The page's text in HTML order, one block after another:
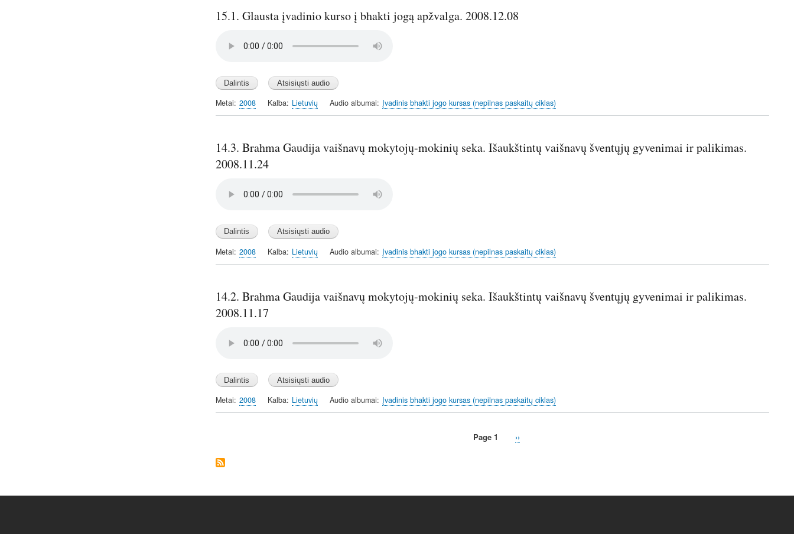
15.1. Glausta įvadinio kurso į bhakti jogą apžvalga. 2008.12.08
Metai 2008 Kalba Lietuvių Audio albumai Įvadinis bhakti jogo kursas (nepilnas paskaitų ciklas)
14.3. Brahma Gaudija vaišnavų mokytojų-mokinių seka. Išaukštintų vaišnavų šventųjų gyvenimai ir palikimas.
2008.11.24
Metai 2008 Kalba Lietuvių Audio albumai Įvadinis bhakti jogo kursas (nepilnas paskaitų ciklas)
14.2. Brahma Gaudija vaišnavų mokytojų-mokinių seka. Išaukštintų vaišnavų šventųjų gyvenimai ir palikimas.
2008.11.17
Metai 2008 Kalba Lietuvių Audio albumai Įvadinis bhakti jogo kursas (nepilnas paskaitų ciklas)
Page 1
Next
››